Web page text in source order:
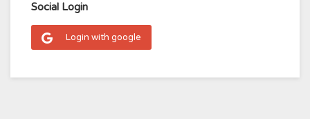
Social Login
Login with google